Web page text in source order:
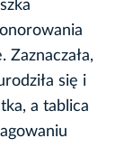
się i
a tablica